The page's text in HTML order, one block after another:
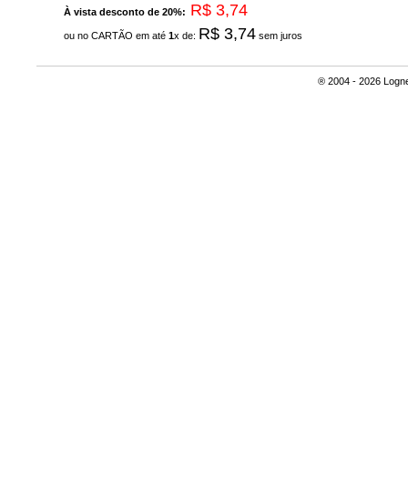
À vista desconto de 20%: R$ 3,74
ou no CARTÃO em até 1x de: R$ 3,74 sem juros
® 2004 - 2026